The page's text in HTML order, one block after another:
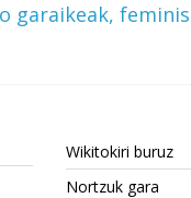
garaikeak,
Wikitokiri buruz
Nortzuk gara